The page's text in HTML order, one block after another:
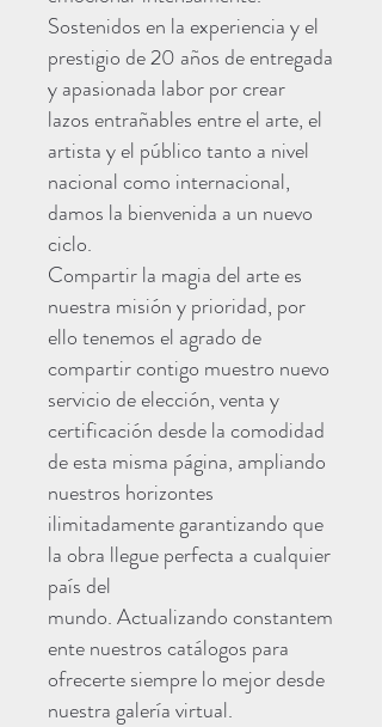
Sostenidos en la experiencia y el
prestigio de 20 años de entregada
y apasionada labor por crear
lazos entrañables entre el arte, el
artista y el público tanto a nivel
nacional como internacional,
damos la bienvenida a un nuevo
ciclo.
Compartir la magia del arte es
nuestra misión y prioridad, por
ello tenemos el agrado de
compartir contigo muestro nuevo
servicio de elección, venta y
certificación desde la comodidad
de esta misma página, ampliando
nuestros horizontes
ilimitadamente garantizando que
la obra llegue perfecta a cualquier
país del
mundo. Actualizando constantem
ente nuestros catálogos para
ofrecerte siempre lo mejor desde
nuestra galería virtual.